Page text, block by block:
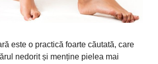
este o practică foarte căutată, care
nedorit și menține pielea mai